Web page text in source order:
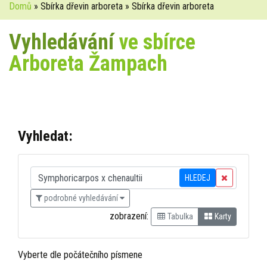
Domů » Sbírka dřevin arboreta » Sbírka dřevin arboreta
Vyhledáváníve sbírce
Arboreta Žampach
Vyhledat:
HLEDEJ
podrobné vyhledávání
zobrazení: Tabulka Karty
Vyberte dle počátečního písmene